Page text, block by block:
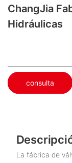
ChangJia
Hidráulicas
consulta
La fábrica de